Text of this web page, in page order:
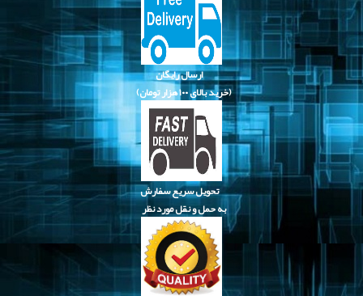
ارسال رایگان
(خرید بالای
تحویل سریع سفارش
به حمل و نقل مورد نظر